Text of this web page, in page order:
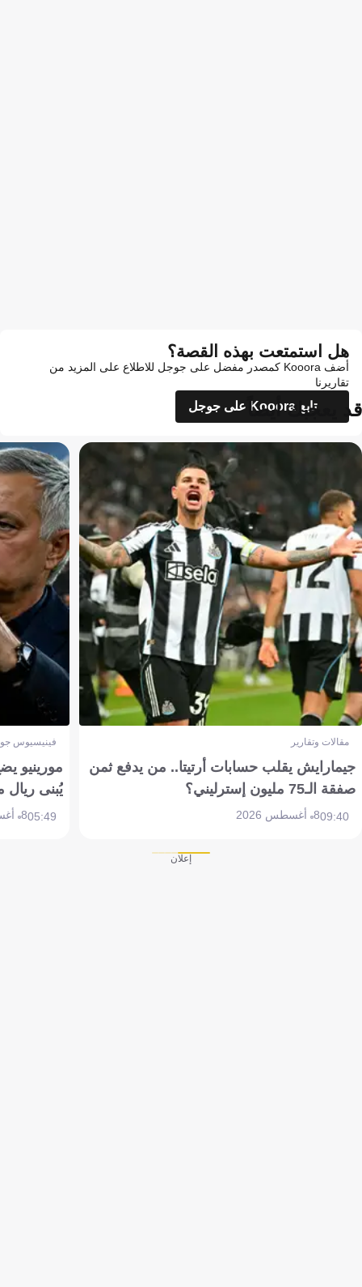
هل استمتعت بهذه القصة؟
أضف Kooora كمصدر مفضل على جوجل للاطلاع على المزيد من
تقاريرنا
تابع Kooora على جوجل
قد يعجبك أيضاً
مقالات وتقارير
جيمارايش يقلب حسابات أرتيتا.. من يدفع ثمن
صفقة الـ75 مليون إسترليني؟
09:408 أغسطس 2026
فينيسيوس
مورينيو
يُبنى ريال
05:498 أغسطس 2026
إعلان